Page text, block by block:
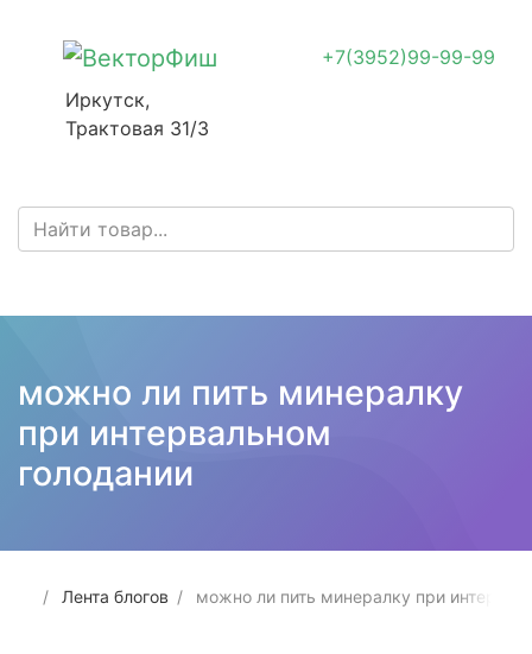
+7(3952)99-99-99
Иркутск,
Трактовая 31/3
можно ли пить минералку
при интервальном
голодании
Лента блогов можно ли пить минералку при